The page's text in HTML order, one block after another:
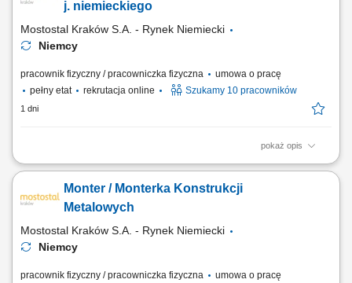
Wykonywanie napraw maszyn i urządzeń pracujących na placach
j. niemieckiego
Mostostal Kraków S.A. - Rynek Niemiecki
Niemcy
pracownik fizyczny / pracowniczka fizyczna
umowa o pracę
pełny etat
rekrutacja online Szukamy 10 pracowników
1 dni
pokaż opis
Zakres obowiązków Czytanie i składanie z rysunku technicznego
mostowe), Sczepianie metodą MAG, Posługiwanie się palnikiem
acetylenowym lub na propan-butan.
Monter / Monterka Konstrukcji
Metalowych
Mostostal Kraków S.A. - Rynek Niemiecki
Niemcy
pracownik fizyczny / pracowniczka fizyczna
umowa o pracę